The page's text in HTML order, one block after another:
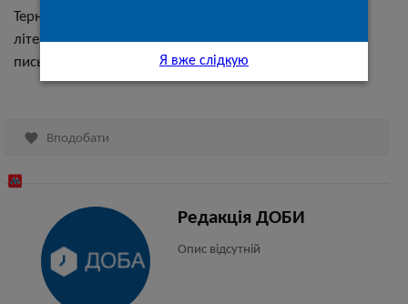
Тернополян запрошують прийти і купити ту чи іншу
літературу, отримати автограф і поспілкуватись з
письменниками. Початок о 14.00.
 Вподобати
Редакція ДОБИ
Опис відсутній
Я вже слідкую